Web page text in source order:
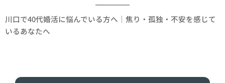
川口で40代婚活に悩んでいる方へ｜焦り・孤独・不安を感じて
いるあなたへ